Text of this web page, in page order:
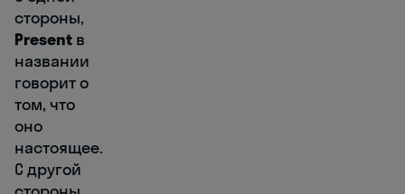
стороны,
Presentв
названии
говорит о
том, что
оно
настоящее.
С другой